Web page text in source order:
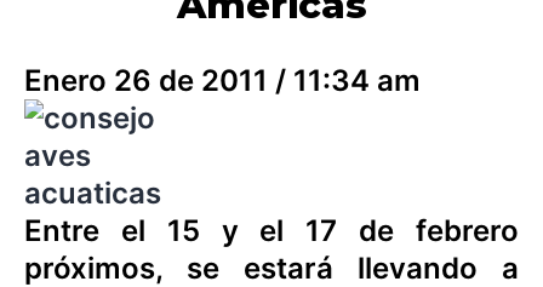
Enero 26 de 2011 / 11:34 am
Entre el 15 y el 17 de febrero
próximos, se estará llevando a